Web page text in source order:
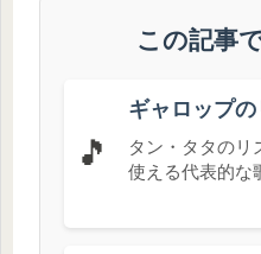
この記事
🎵
ギャロップ
タン・タタのリ
使える代表的な